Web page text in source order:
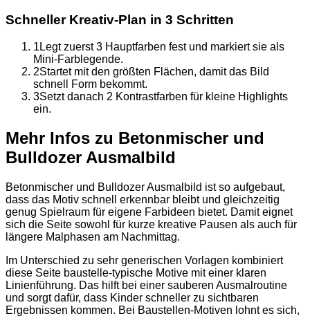
Schneller Kreativ-Plan in 3 Schritten
1 Legt zuerst 3 Hauptfarben fest und markiert sie als
Mini-Farblegende.
2Startet mit den größten Flächen, damit das Bild
schnell Form bekommt.
3Setzt danach 2 Kontrastfarben für kleine Highlights
ein.
Mehr Infos zu Betonmischer und
Bulldozer Ausmalbild
Betonmischer und Bulldozer Ausmalbild ist so aufgebaut,
dass das Motiv schnell erkennbar bleibt und gleichzeitig
genug Spielraum für eigene Farbideen bietet. Damit eignet
sich die Seite sowohl für kurze kreative Pausen als auch für
längere Malphasen am Nachmittag.
Im Unterschied zu sehr generischen Vorlagen kombiniert
diese Seite baustelle-typische Motive mit einer klaren
Linienführung. Das hilft bei einer sauberen Ausmalroutine
und sorgt dafür, dass Kinder schneller zu sichtbaren
Ergebnissen kommen. Bei Baustellen-Motiven lohnt es sich,